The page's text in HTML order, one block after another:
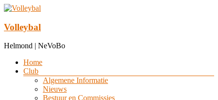
Ga
de
inhoud
Volleybal
Helmond | NeVoBo
Menu
Home
Club
Algemene Informatie
Nieuws
Bestuur en Commissies